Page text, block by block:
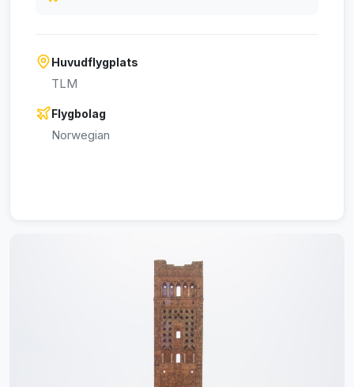
Huvudflygplats
TLM
Flygbolag
Norwegian